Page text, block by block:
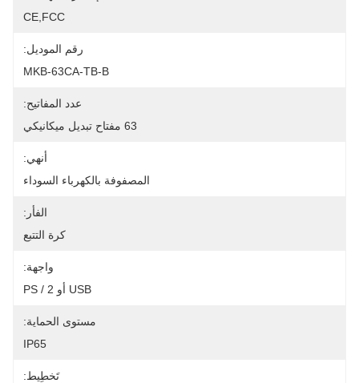
CE,FCC
رقم الموديل:
MKB-63CA-TB-B
عدد المفاتيح:
63 مفتاح تبديل ميكانيكي
أنهي:
المصفوفة بالكهرباء السوداء
الفأر:
كرة التتبع
واجهة:
USB أو PS / 2
مستوى الحماية:
IP65
تَخطِيط: